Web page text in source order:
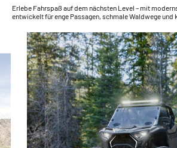
Erlebe Fahrspaß auf dem nächsten Level – mit
entwickelt für enge Passagen, schmale Waldwege und